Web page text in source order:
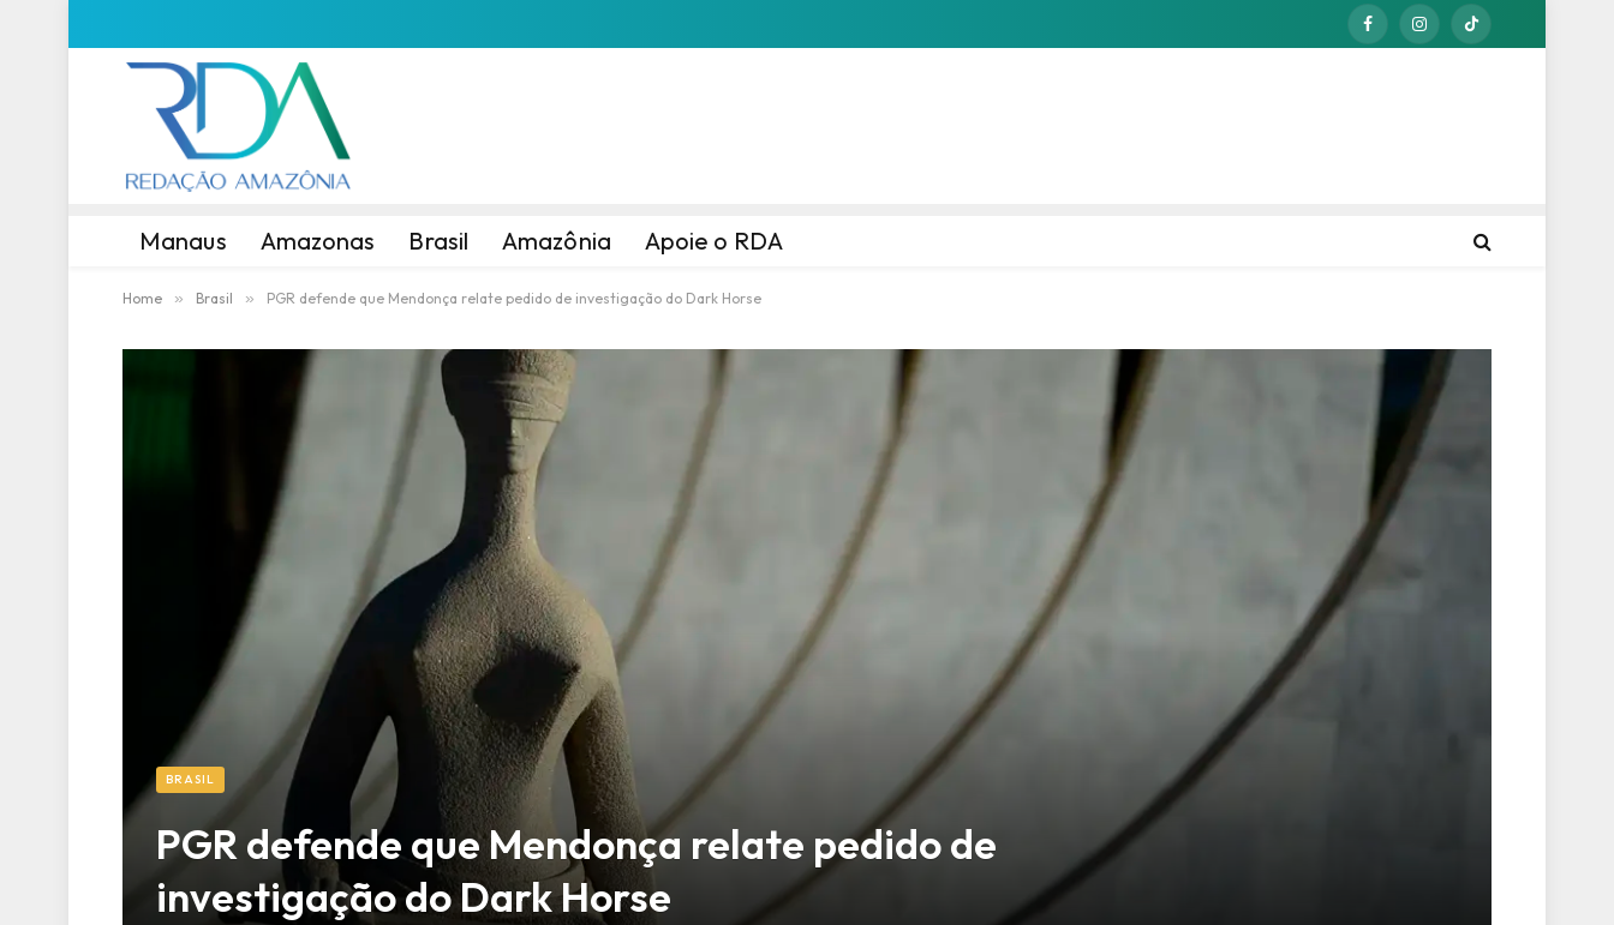
FacebookInstagramTikTok
Manaus Amazonas Brasil Amazônia Apoie o RDA
Home » Brasil » PGR defende que Mendonça relate pedido de investigação do Dark Horse
BRASIL
PGR defende que Mendonça relate pedido de
investigação do Dark Horse